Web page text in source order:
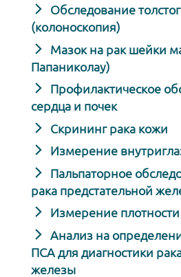
Обследование
(колоноскопия)
Мазок на рак шейки
Папаниколау)
Профилактическое
сердца и почек
Скрининг рака кожи
Измерение
Пальпаторное
рака предстательной
Измерение плотности
Анализ на
ПСА для диагностики
железы